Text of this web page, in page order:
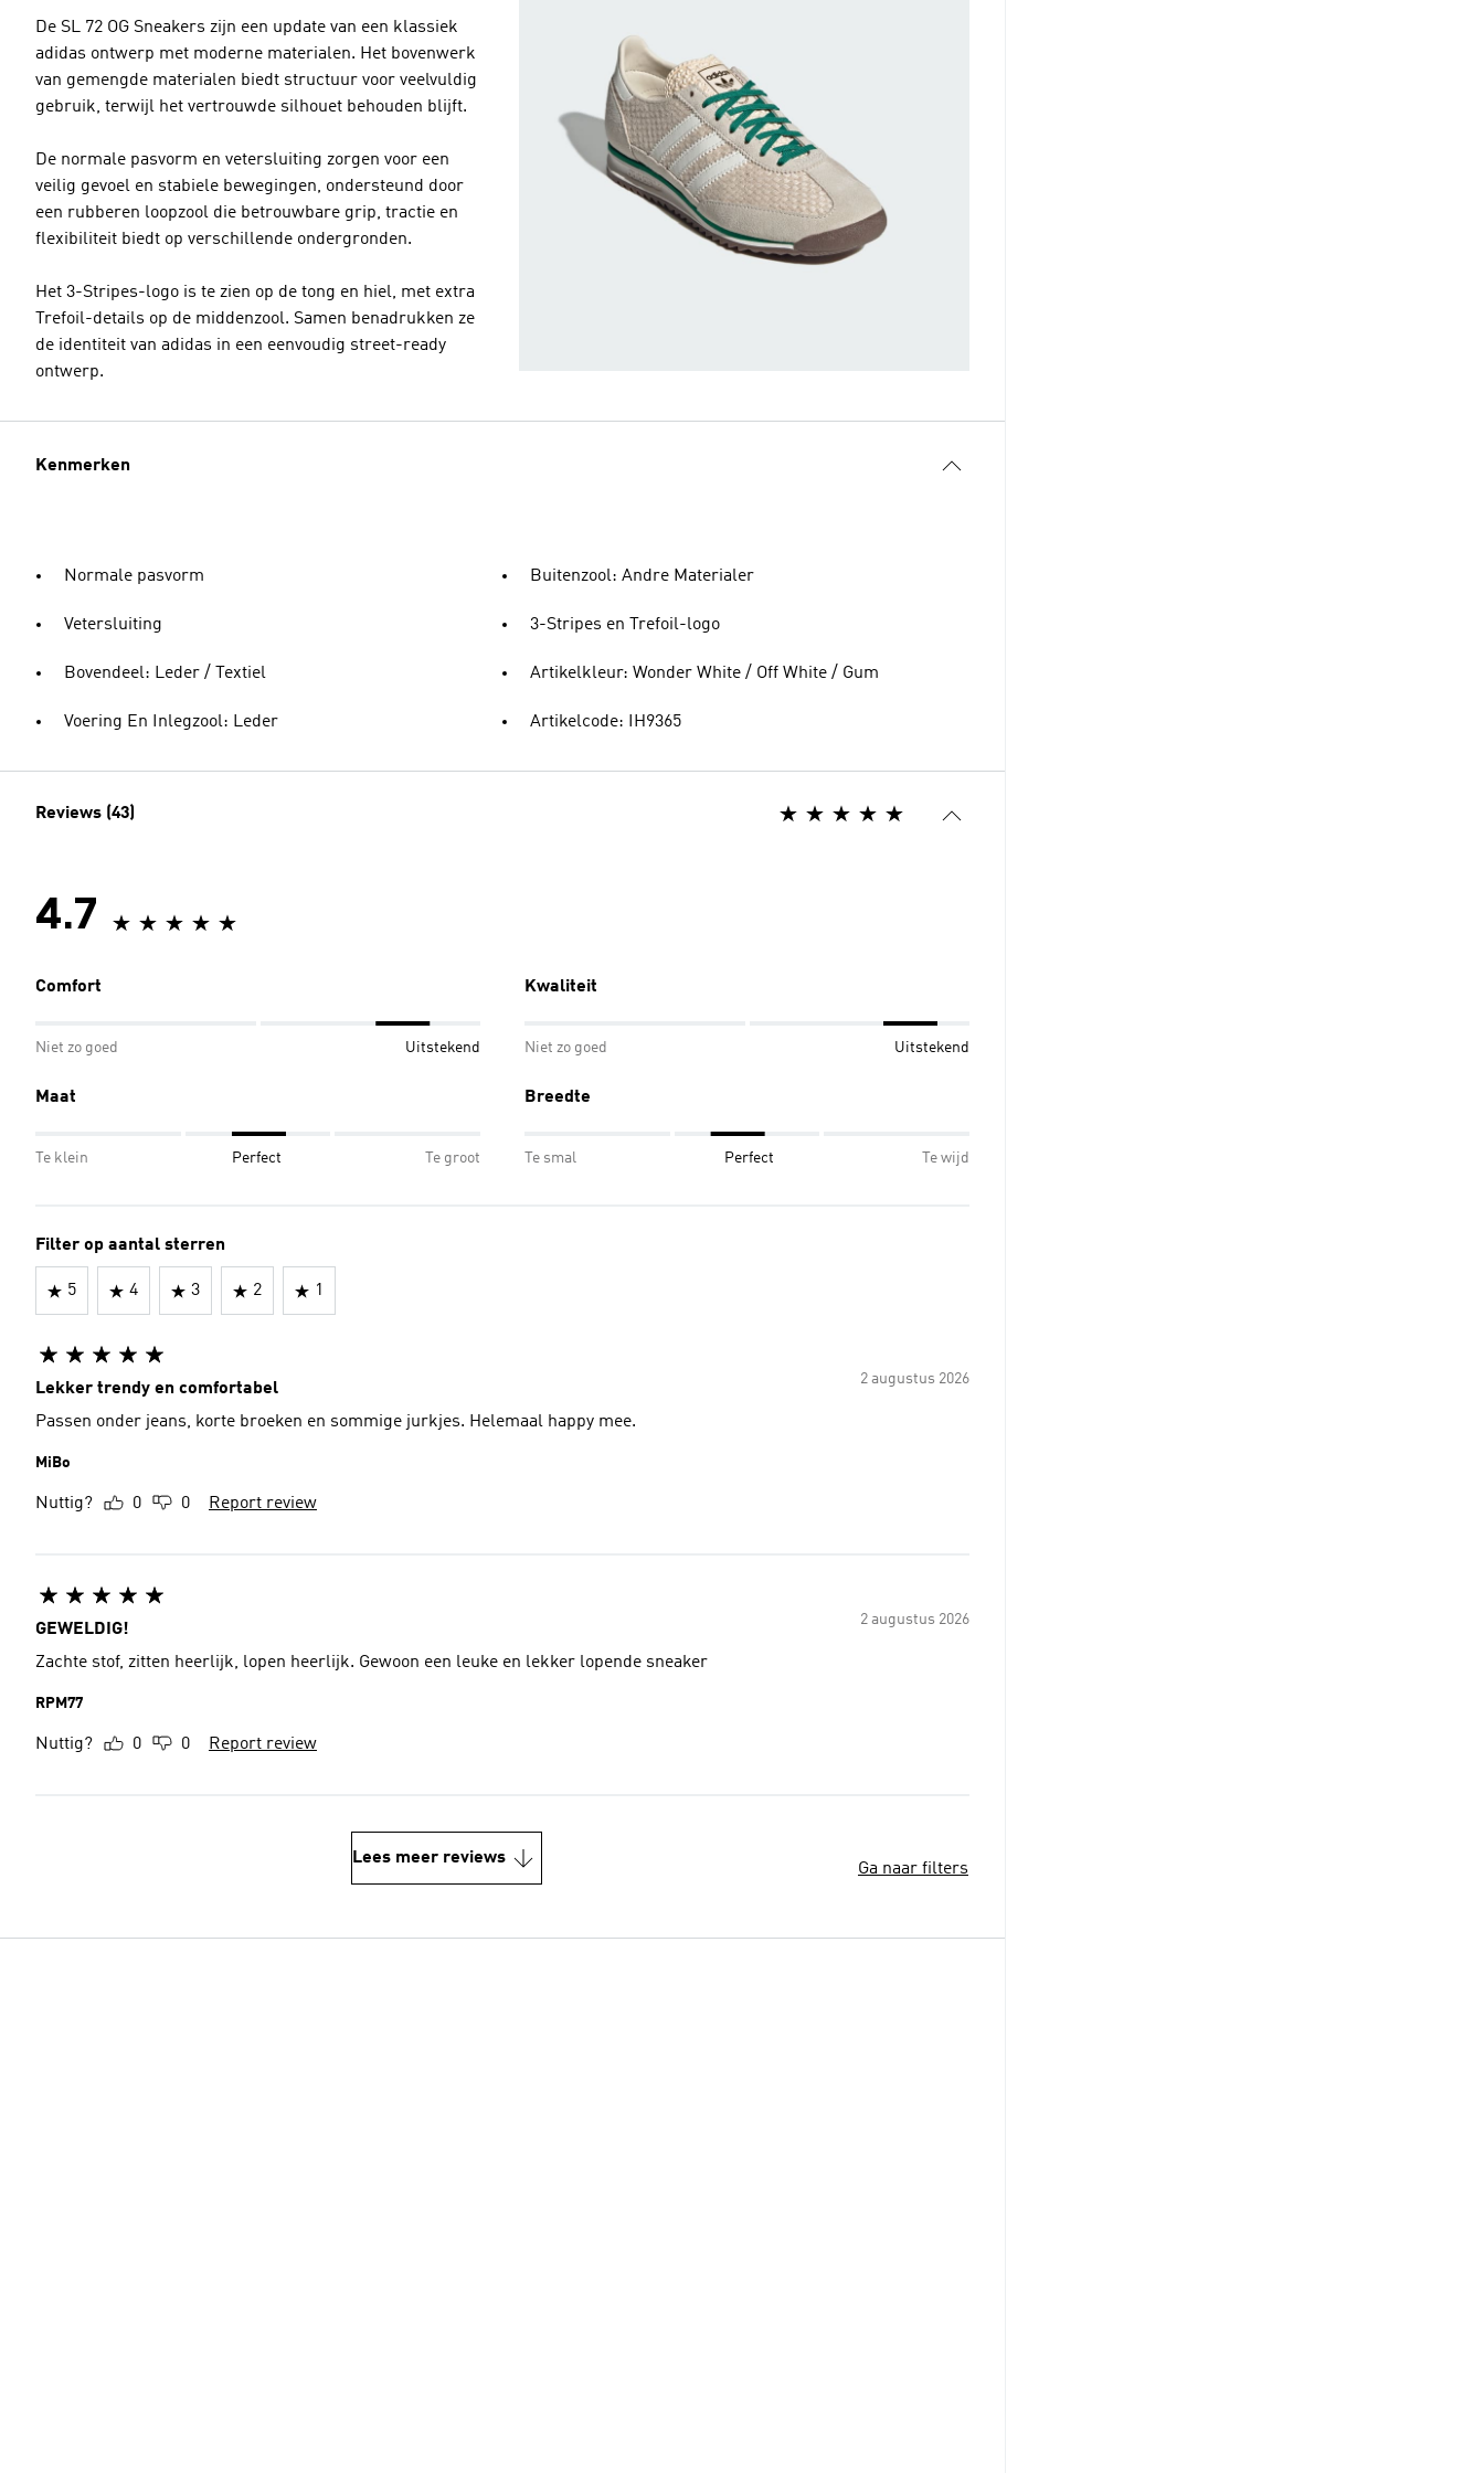
De SL 72 OG Sneakers zijn een update van een klassiek
adidas ontwerp met moderne materialen. Het bovenwerk
van gemengde materialen biedt structuur voor veelvuldig
gebruik, terwijl het vertrouwde silhouet behouden blijft.
De normale pasvorm en vetersluiting zorgen voor een
veilig gevoel en stabiele bewegingen, ondersteund door
een rubberen loopzool die betrouwbare grip, tractie en
flexibiliteit biedt op verschillende ondergronden.
Het 3-Stripes-logo is te zien op de tong en hiel, met extra
Trefoil-details op de middenzool. Samen benadrukken ze
de identiteit van adidas in een eenvoudig street-ready
ontwerp.
Kenmerken
Normale pasvorm
Vetersluiting
Bovendeel: Leder / Textiel
Voering En Inlegzool: Leder
Buitenzool: Andre Materialer
3-Stripes en Trefoil-logo
Artikelkleur: Wonder White / Off White / Gum
Artikelcode: IH9365
Reviews (43)
4.7
Comfort
Niet zo goed Uitstekend
Kwaliteit
Niet zo goed Uitstekend
Maat
Te klein Perfect Te groot
Breedte
Te smal Perfect Te wijd
Filter op aantal sterren
5 4 3 2 1
2 augustus 2026
Lekker trendy en comfortabel
Passen onder jeans, korte broeken en sommige jurkjes. Helemaal happy mee.
MiBo
Nuttig? 0 0 Report review
2 augustus 2026
GEWELDIG!
Zachte stof, zitten heerlijk, lopen heerlijk. Gewoon een leuke en lekker lopende sneaker
RPM77
Nuttig? 0 0 Report review
Lees meer reviews
Ga naar filters